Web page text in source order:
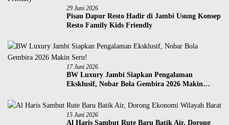
29 Juni 2026
Pisau Dapur Resto Hadir di Jambi Usung Konsep
Resto Family Kids Friendly
17 Juni 2026
BW Luxury Jambi Siapkan Pengalaman
Eksklusif, Nobar Bola Gembira 2026 Makin
15 Juni 2026
Al Haris Sambut Rute Baru Batik Air, Dorong